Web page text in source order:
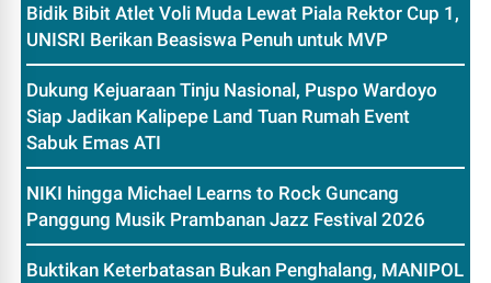
Bidik Bibit Atlet Voli Muda Lewat Piala Rektor Cup 1,
UNISRI Berikan Beasiswa Penuh untuk MVP
Dukung Kejuaraan Tinju Nasional, Puspo Wardoyo
Siap Jadikan Kalipepe Land Tuan Rumah Event
Sabuk Emas ATI
NIKI hingga Michael Learns to Rock Guncang
Panggung Musik Prambanan Jazz Festival 2026
Buktikan Keterbatasan Bukan Penghalang, MANIPOL